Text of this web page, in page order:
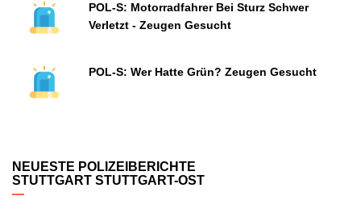
POL-S: Motorradfahrer Bei Sturz Schwer
Verletzt - Zeugen Gesucht
POL-S: Wer Hatte Grün? Zeugen Gesucht
NEUESTE POLIZEIBERICHTE
STUTTGART STUTTGART-OST